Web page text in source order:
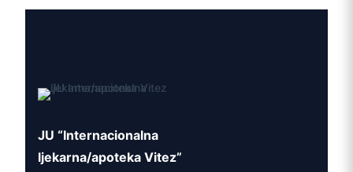
JU “Internacionalna
ljekarna/apoteka Vitez”